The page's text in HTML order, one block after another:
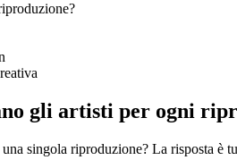
gli artisti per ogni
singola riproduzione? La risposta